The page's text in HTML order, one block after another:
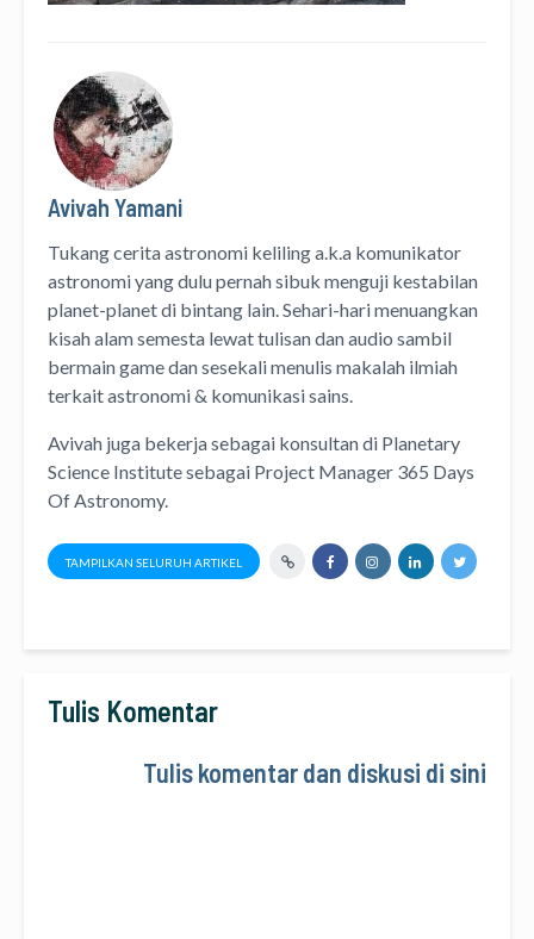
Avivah Yamani
Tukang cerita astronomi kelilinga.k.a komunikator
astronomiyang dulu pernah sibuk menguji kestabilan
planet-planet di bintang lain. Sehari-hari menuangkan
kisah alam semesta lewattulisandanaudio sambil
bermain game dan sesekali menulis makalah ilmiah
terkait astronomi & komunikasi sains.
Avivah juga bekerja sebagai konsultan di Planetary
Science Institutesebagai Project Manager 365 Days
Of Astronomy.
TAMPILKAN SELURUH ARTIKEL
Tulis Komentar
Tulis komentar dan diskusi di sini